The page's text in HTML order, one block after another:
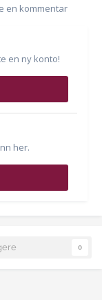
en kommentar
en ny konto!
her.
0